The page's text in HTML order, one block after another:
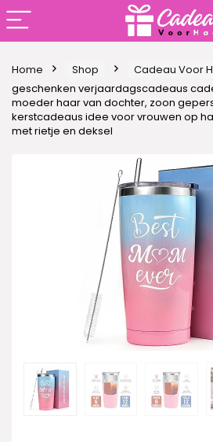
Home Shop Cadeau Voor
geschenken verjaardagscadeaus
moeder haar van dochter, zoon
kerstcadeaus idee voor vrouwen op
met rietje en deksel